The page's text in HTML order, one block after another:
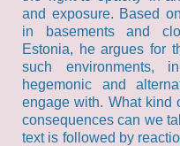
and exposure. Based
in basements and
Estonia, he argues for
such environments,
hegemonic and
engage with. What kind
consequences can we
text is followed by